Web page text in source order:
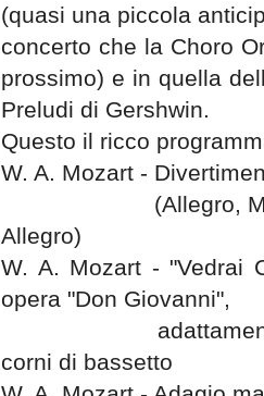
(quasi una piccola
concerto che la Choro
prossimo) e in quella
Preludi di Gershwin.
Questo il ricco
W. A. Mozart -
(Allegro,
Allegro)
W. A. Mozart - "Vedrai
opera "Don Giovanni",
corni di bassetto